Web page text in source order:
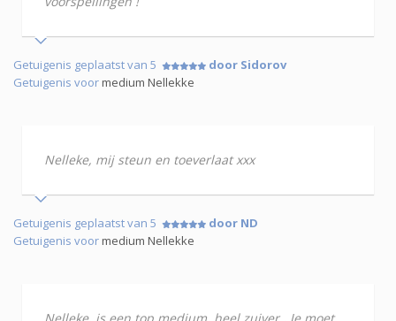
Getuigenis geplaatst van 5
door Sidorov
Getuigenis voormedium Nellekke
Nelleke, mij steun en toeverlaat xxx
Getuigenis geplaatst van 5
door ND
Getuigenis voormedium Nellekke